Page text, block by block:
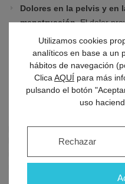
Dolores en la pelvis y en
menstruación. El dolor
de la endometriosis como
P- ¿Puede la
durante las
penetración) puede ser
los tejidos endométricos de
Utilizamos cookies
analíticos en base a un
hábitos de navegación
Clica AQUÍ para más
pulsando el botón
uso
Rechazar